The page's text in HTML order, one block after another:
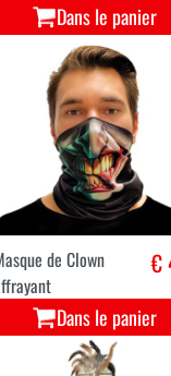
Dans le panier
de Clown
€
Dans le panier